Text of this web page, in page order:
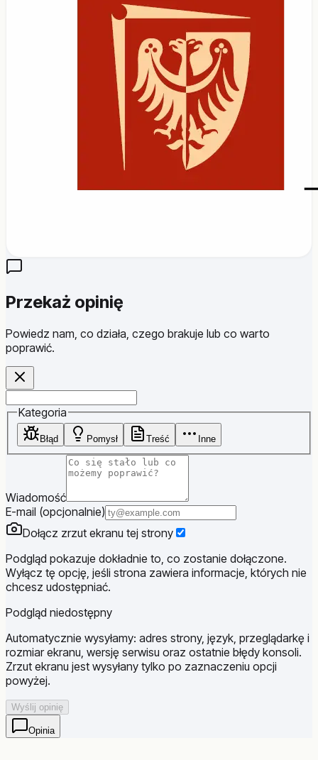
Przekaż opinię
Powiedz nam, co działa, czego brakuje lub co warto
poprawić.
Website
Kategoria
Błąd Pomysł Treść Inne
Wiadomość
E-mail (opcjonalnie)
Dołącz zrzut ekranu tej strony
Podgląd pokazuje dokładnie to, co zostanie dołączone.
Wyłącz tę opcję, jeśli strona zawiera informacje, których nie
chcesz udostępniać.
Podgląd niedostępny
Automatycznie wysyłamy: adres strony, język, przeglądarkę i
rozmiar ekranu, wersję serwisu oraz ostatnie błędy konsoli.
Zrzut ekranu jest wysyłany tylko po zaznaczeniu opcji
powyżej.
Wyślij opinię
Opinia